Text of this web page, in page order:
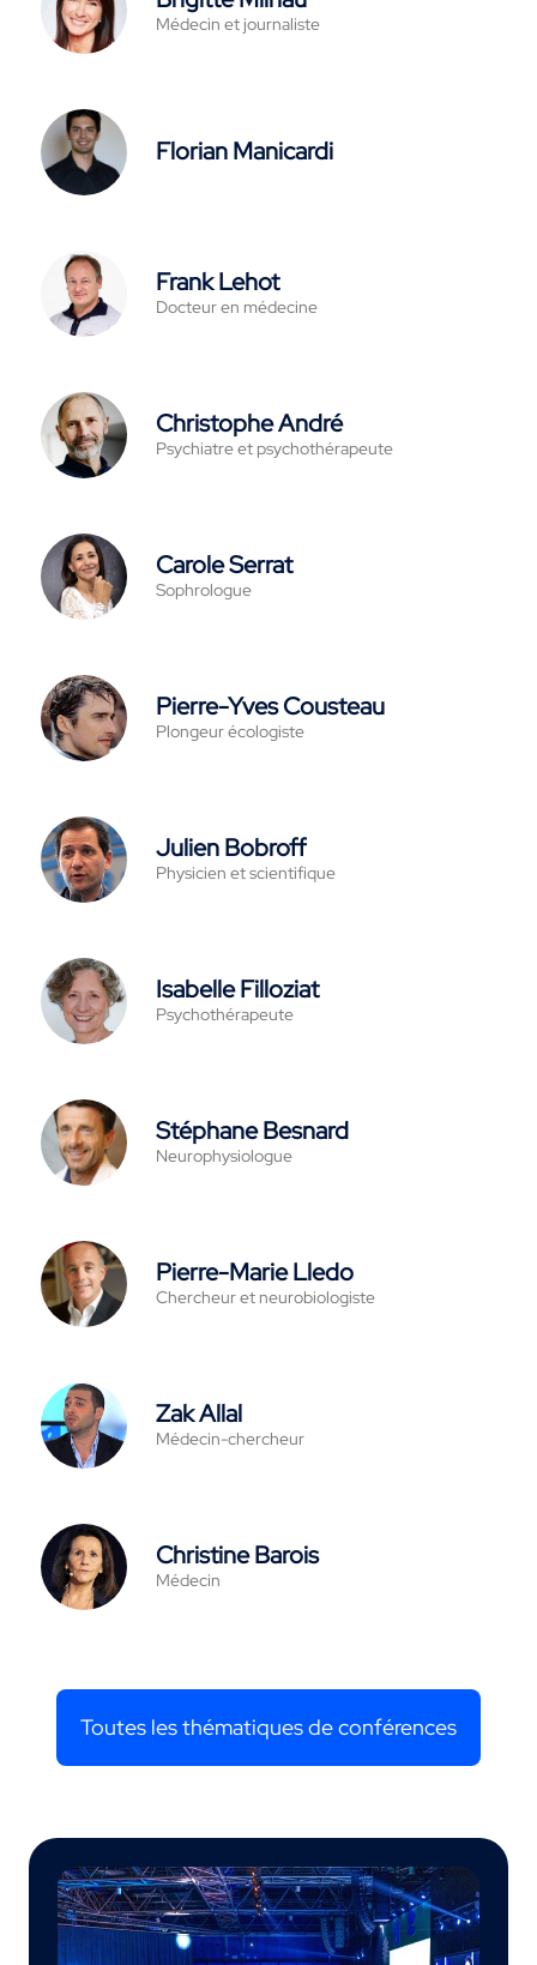
Médecin et journaliste
Florian Manicardi
Frank Lehot
Docteur en médecine
Christophe André
Psychiatre et psychothérapeute
Carole Serrat
Sophrologue
Pierre-Yves Cousteau
Plongeur écologiste
Julien Bobroff
Physicien et scientifique
Isabelle Filloziat
Psychothérapeute
Stéphane Besnard
Neurophysiologue
Pierre-Marie Lledo
Chercheur et neurobiologiste
Zak Allal
Médecin-chercheur
Christine Barois
Médecin
Toutes les thématiques de conférences